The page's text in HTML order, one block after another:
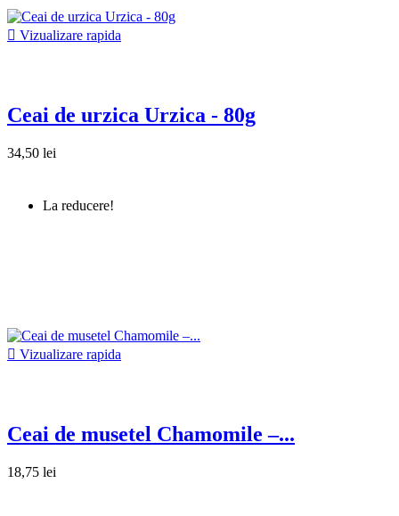
 Vizualizare rapida
Ceai de urzica Urzica - 80g
34,50 lei
La reducere!
 Vizualizare rapida
Ceai de musetel Chamomile –...
18,75 lei